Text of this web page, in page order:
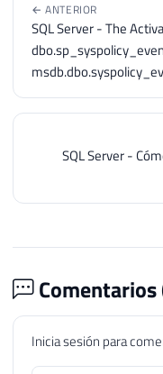
← ANTERIOR
SQL Server - The
SQL Server -
Comentarios
Inicia sesión para